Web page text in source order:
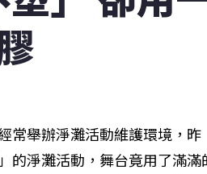
常舉辦淨灘活動維護環境，
的淨灘活動，舞台竟用了滿